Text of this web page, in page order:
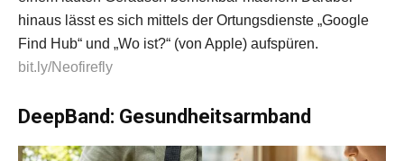
hinaus lässt es sich mittels der Ortungsdienste „Google
Find Hub“ und „Wo ist?“ (von Apple) aufspüren.
bit.ly/Neofirefly
DeepBand: Gesundheitsarmband